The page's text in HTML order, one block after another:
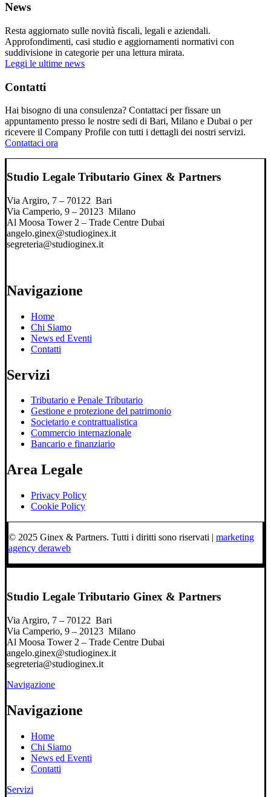
News
Resta aggiornato sulle novità fiscali, legali e aziendali.
Approfondimenti, casi studio e aggiornamenti normativi con
suddivisione in categorie per una lettura mirata.
Leggi le ultime news
Contatti
Hai bisogno di una consulenza? Contattaci per fissare un
appuntamento presso le nostre sedi di Bari, Milano e Dubai o per
ricevere il Company Profile con tutti i dettagli dei nostri servizi.
Contattaci ora
Studio Legale Tributario Ginex & Partners
Via Argiro, 7 – 70122 Bari
Via Camperio, 9 – 20123 Milano
Al Moosa Tower 2 – Trade Centre Dubai
angelo.ginex@studioginex.it
segreteria@studioginex.it
Navigazione
Home
Chi Siamo
News ed Eventi
Contatti
Servizi
Tributario e Penale Tributario
Gestione e protezione del patrimonio
Societario e contrattualistica
Commercio internazionale
Bancario e finanziario
Area Legale
Privacy Policy
Cookie Policy
© 2025 Ginex & Partners. Tutti i diritti sono riservati | marketing
agency deraweb
Studio Legale Tributario Ginex & Partners
Via Argiro, 7 – 70122 Bari
Via Camperio, 9 – 20123 Milano
Al Moosa Tower 2 – Trade Centre Dubai
angelo.ginex@studioginex.it
segreteria@studioginex.it
Navigazione
Navigazione
Home
Chi Siamo
News ed Eventi
Contatti
Servizi